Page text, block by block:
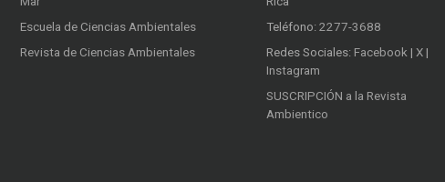
Escuela de Ciencias Ambientales
Revista de Ciencias Ambientales
Teléfono: 2277-3688
Redes Sociales: Facebook | X |
Instagram
SUSCRIPCIÓN a la Revista
Ambientico